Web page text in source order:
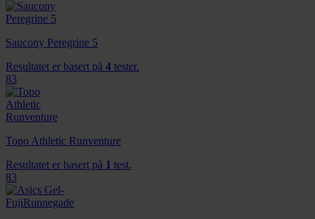
Saucony Peregrine 5
Resultatet er basert på 4 tester.
83
Topo Athletic Runventure
Resultatet er basert på 1 test.
83